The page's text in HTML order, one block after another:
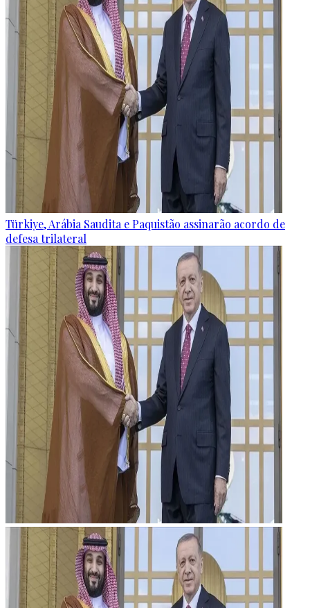
Türkiye, Arábia Saudita e Paquistão assinarão acordo de
defesa trilateral